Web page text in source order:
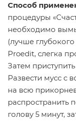
Способ
процедуры
необходимо
(лучше
Proedit, слегка
Затем
Развести мусс с
на всю
распространить
голову 5 минут,